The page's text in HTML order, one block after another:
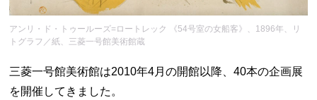
アンリ・ド・トゥールーズ=ロートレック 《54号室の女船客》、1896年、リ
トグラフ／紙、三菱一号館美術館蔵
三菱一号館美術館は2010年4月の開館以降、40本の企画展
を開催してきました。